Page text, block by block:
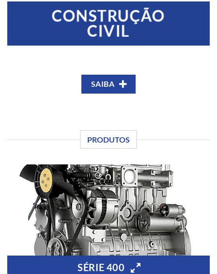
CONSTRUÇÃO
CIVIL
SAIBA
PRODUTOS
SÉRIE 400